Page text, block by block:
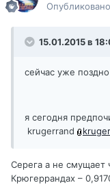
15.01.2015 в
сейчас уже
я сегодня
krugerrand
Серега а не смущает
Крюгеррандах –